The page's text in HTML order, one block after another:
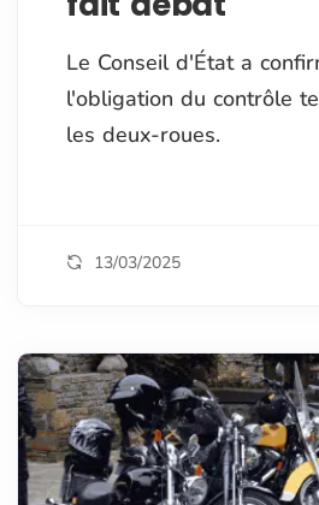
Le Conseil d'État a
l'obligation du contrôle
les deux-roues.
13/03/2025